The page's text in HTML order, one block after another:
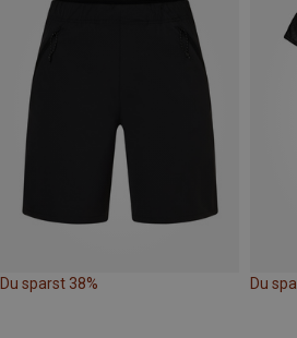
Du sparst 38% Du